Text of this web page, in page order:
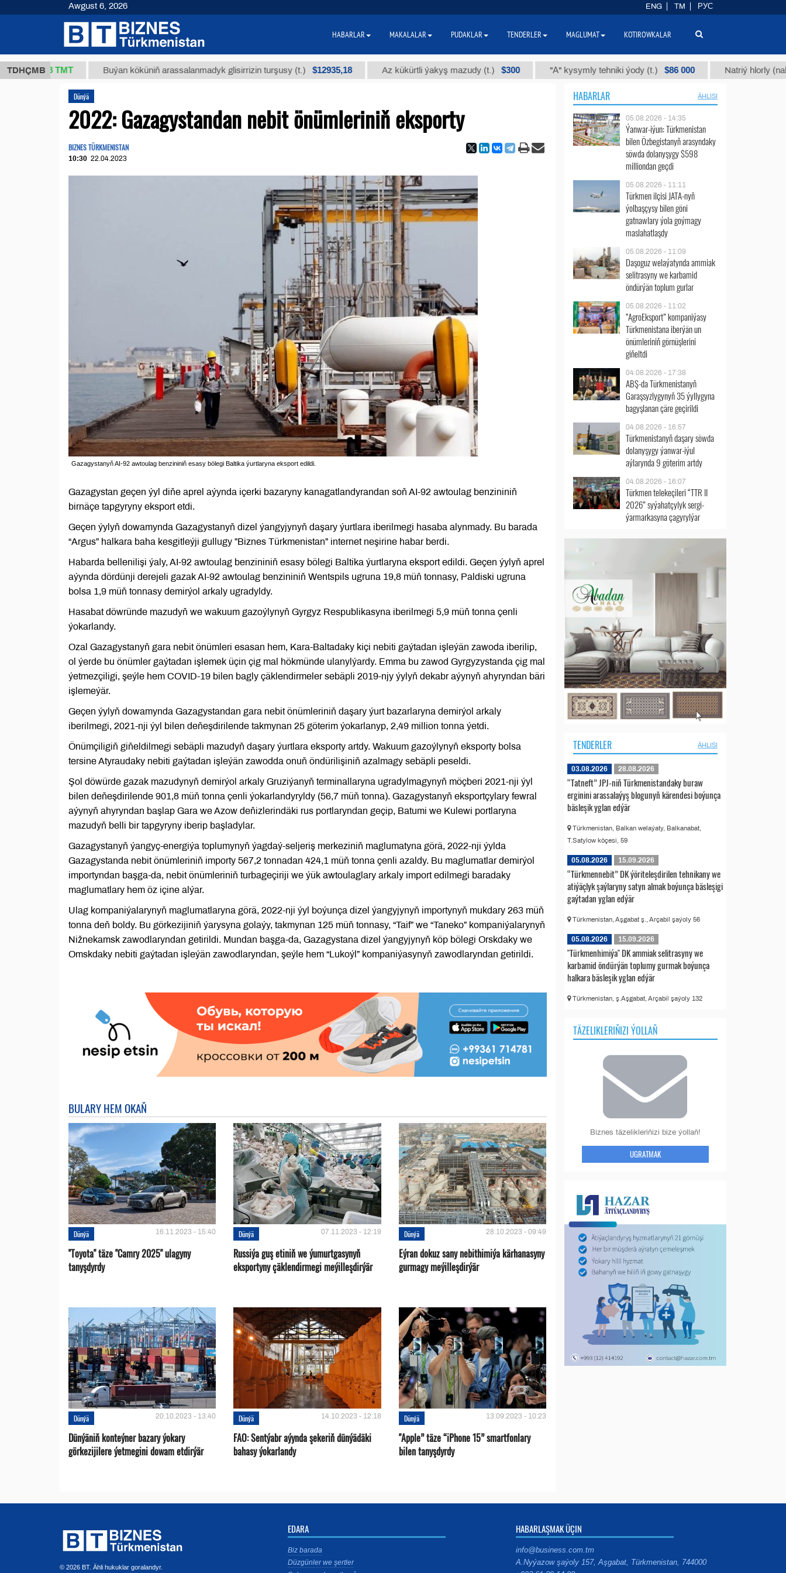
TDHÇMB
37,8 ТМТ Buýan köküniň arassalanmadyk glisirrizin turşusy (t.) $12935,18 Az kükürtli ýakyş mazudy (t.) $300 "А" kysymly tehniki ýody (t.) $86 000 Natriý hlorly (nahar
Dünýä
2022: Gazagystandan nebit önümleriniň eksporty
BIZNES TÜRKMENISTAN
10:30 22.04.2023
Gazagystanyň AI-92 awtoulag benzininiň esasy bölegi Baltika ýurtlaryna eksport edildi.
Gazagystan geçen ýyl diňe aprel aýynda içerki bazaryny kanagatlandyrandan soň AI-92 awtoulag benzininiň
birnäçe tapgyryny eksport etdi.
Geçen ýylyň dowamynda Gazagystanyň dizel ýangyjynyň daşary ýurtlara iberilmegi hasaba alynmady. Bu barada
“Argus” halkara baha kesgitleýji gullugy ”Biznes Türkmenistan” internet neşirine habar berdi.
Habarda bellenilişi ýaly, AI-92 awtoulag benzininiň esasy bölegi Baltika ýurtlaryna eksport edildi. Geçen ýylyň aprel
aýynda dördünji derejeli gazak AI-92 awtoulag benzininiň Wentspils ugruna 19,8 müň tonnasy, Paldiski ugruna
bolsa 1,9 müň tonnasy demirýol arkaly ugradyldy.
Hasabat döwründe mazudyň we wakuum gazoýlynyň Gyrgyz Respublikasyna iberilmegi 5,9 müň tonna çenli
ýokarlandy.
Ozal Gazagystanyň gara nebit önümleri esasan hem, Kara-Baltadaky kiçi nebiti gaýtadan işleýän zawoda iberilip,
ol ýerde bu önümler gaýtadan işlemek üçin çig mal hökmünde ulanylýardy. Emma bu zawod Gyrgyzystanda çig mal
ýetmezçiligi, şeýle hem COVID-19 bilen bagly çäklendirmeler sebäpli 2019-njy ýylyň dekabr aýynyň ahyryndan bäri
işlemeýär.
Geçen ýylyň dowamynda Gazagystandan gara nebit önümleriniň daşary ýurt bazarlaryna demirýol arkaly
iberilmegi, 2021-nji ýyl bilen deňeşdirilende takmynan 25 göterim ýokarlanyp, 2,49 million tonna ýetdi.
Önümçiligiň giňeldilmegi sebäpli mazudyň daşary ýurtlara eksporty artdy. Wakuum gazoýlynyň eksporty bolsa
tersine Atyraudaky nebiti gaýtadan işleýän zawodda onuň öndürilişiniň azalmagy sebäpli peseldi.
Şol döwürde gazak mazudynyň demirýol arkaly Gruziýanyň terminallaryna ugradylmagynyň möçberi 2021-nji ýyl
bilen deňeşdirilende 901,8 müň tonna çenli ýokarlandyryldy (56,7 müň tonna). Gazagystanyň eksportçylary fewral
aýynyň ahyryndan başlap Gara we Azow deňizlerindäki rus portlaryndan geçip, Batumi we Kulewi portlaryna
mazudyň belli bir tapgyryny iberip başladylar.
Gazagystanyň ýangyç-energiýa toplumynyň ýagdaý-seljeriş merkeziniň maglumatyna görä, 2022-nji ýylda
Gazagystanda nebit önümleriniň importy 567,2 tonnadan 424,1 müň tonna çenli azaldy. Bu maglumatlar demirýol
importyndan başga-da, nebit önümleriniň turbageçiriji we ýük awtoulaglary arkaly import edilmegi baradaky
maglumatlary hem öz içine alýar.
Ulag kompaniýalarynyň maglumatlaryna görä, 2022-nji ýyl boýunça dizel ýangyjynyň importynyň mukdary 263 müň
tonna deň boldy. Bu görkezijiniň ýarysyna golaýy, takmynan 125 müň tonnasy, “Taif” we “Taneko” kompaniýalarynyň
Nižnekamsk zawodlaryndan getirildi. Mundan başga-da, Gazagystana dizel ýangyjynyň köp bölegi Orskdaky we
Omskdaky nebiti gaýtadan işleýän zawodlaryndan, şeýle hem “Lukoýl” kompaniýasynyň zawodlaryndan getirildi.
BULARY HEM OKAŇ
Dünýä 16.11.2023 - 15:40
''Toyota" täze "Camry 2025" ulagyny
tanyşdyrdy
Dünýä 07.11.2023 - 12:19
Russiýa guş etiniň we ýumurtgasynyň
eksportyny çäklendirmegi meýilleşdirýär
Dünýä 28.10.2023 - 09:49
Eýran dokuz sany nebithimiýa kärhanasyny
gurmagy meýilleşdirýär
Dünýä 20.10.2023 - 13:40
Dünýäniň konteýner bazary ýokary
görkezijilere ýetmegini dowam etdirýär
Dünýä 14.10.2023 - 12:18
FAO: Sentýabr aýynda şekeriň dünýädäki
bahasy ýokarlandy
Dünýä 13.09.2023 - 10:23
"Apple” täze “iPhone 15” smartfonlary
bilen tanyşdyrdy
HABARLAR ÄHLISI
05.08.2026 - 14:35
Ýanwar-iýun: Türkmenistan
bilen Özbegistanyň arasyndaky
söwda dolanyşygy $598
milliondan geçdi
05.08.2026 - 11:11
Türkmen ilçisi JATA-nyň
ýolbaşçysy bilen göni
gatnawlary ýola goýmagy
maslahatlaşdy
05.08.2026 - 11:09
Daşoguz welaýatynda ammiak
selitrasyny we karbamid
öndürýän toplum gurlar
05.08.2026 - 11:02
“AgroEksport” kompaniýasy
Türkmenistana iberýän un
önümleriniň görnüşlerini
giňeltdi
04.08.2026 - 17:38
ABŞ-da Türkmenistanyň
Garaşsyzlygynyň 35 ýyllygyna
bagyşlanan çäre geçirildi
04.08.2026 - 16:57
Türkmenistanyň daşary söwda
dolanyşygy ýanwar-iýul
aýlarynda 9 göterim artdy
04.08.2026 - 16:07
Türkmen telekeçileri “TTR II
2026” syýahatçylyk sergi-
ýarmarkasyna çagyrylýar
TENDERLER ÄHLISI
03.08.2026 28.08.2026
“Tatneft” JPJ-niň Türkmenistandaky buraw
erginini arassalaýyş blogunyň kärendesi boýunça
bäsleşik yglan edýär
Türkmenistan, Balkan welaýaty, Balkanabat,
T.Satylow köçesi, 59
05.08.2026 15.09.2026
“Türkmennebit” DK ýöriteleşdirilen tehnikany we
atiýäçlyk şaýlaryny satyn almak boýunça bäsleşigi
gaýtadan yglan edýär
Türkmenistan, Aşgabat ş., Arçabil şaýoly 56
05.08.2026 15.09.2026
"Türkmenhimiýa" DK ammiak selitrasyny we
karbamid öndürýän toplumy gurmak boýunça
halkara bäsleşik yglan edýär
Türkmenistan, ş.Aşgabat, Arçabil şaýoly 132
TÄZELIKLERIŇIZI ÝOLLAŇ
Biznes täzelikleriňizi bize ýollaň!
UGRATMAK
© 2026 BT. Ähli hukuklar goralandyr.
EDARA
Biz barada
Düzgünler we şertler
HABARLAŞMAK ÜÇIN
info@business.com.tm
A.Nyýazow şaýoly 157, Aşgabat, Türkmenistan, 744000
Awgust 6, 2026 ENG TM РУС
HABARLAR MAKALALAR PUDAKLAR TENDERLER MAGLUMAT KOTIROWKALAR